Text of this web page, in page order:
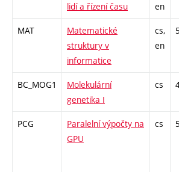
lidí a řízení času
en
MAT
Matematické
struktury v
informatice
cs,
en
5
BC_MOG1
Molekulární
genetika I
cs
PCG
Paralelní výpočty na
GPU
cs 5